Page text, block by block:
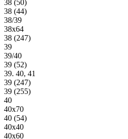
38 (50)
38 (44)
38/39
38х64
38 (247)
39
39/40
39 (52)
39. 40, 41
39 (247)
39 (255)
40
40х70
40 (54)
40х40
40х60